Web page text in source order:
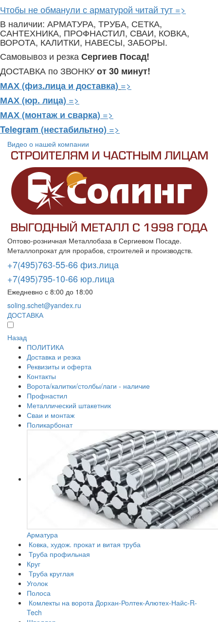
Чтобы не обманули с арматурой читай тут =>
В наличии: АРМАТУРА, ТРУБА, СЕТКА,
САНТЕХНИКА, ПРОФНАСТИЛ, СВАИ, КОВКА,
ВОРОТА, КАЛИТКИ, НАВЕСЫ, ЗАБОРЫ.
Самовывоз и резка Сергиев Посад!
ДОСТАВКА по ЗВОНКУот 30 минут!
МАХ (физ.лица и доставка) =>
МАХ (юр. лица) =>
МАХ (монтаж и сварка) =>
Telegram (нестабильтно) =>
Видео о нашей компании
Оптово-розничная Металлобаза в Сергиевом Посаде.
Металлопрокат для прорабов, строителей и производств.
+7(495)763-55-66 физ.лица
+7(495)795-10-66 юр.лица
Ежедневно с 8:00 до 18:00
soling.schet@yandex.ru
ДОСТАВКА
Назад
ПОЛИТИКА
Доставка и резка
Реквизиты и оферта
Контакты
Ворота/калитки/столбы/лаги - наличие
Профнастил
Металлический штакетник
Сваи и монтаж
Поликарбонат
Арматура
Ковка, худож. прокат и витая труба
Труба профильная
Круг
Труба круглая
Уголок
Полоса
Комлекты на ворота Дорхан-Ролтек-Алютех-Найс-R-
Tech